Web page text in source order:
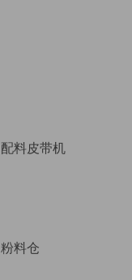
配料皮带机
粉料仓